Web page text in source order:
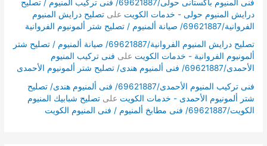
فنى المنيوم باكستانى حولى/69621887/ فنى تركيب المنيوم / تصليح
درايش المنيوم حولى - خدمات الكويت علىتصليح درايش المنيوم
الفروانية/69621887/ صيانة ألمنيوم / تصليح شتر ألمونيوم الفروانية
تصليح درايش المنيوم الفروانية/69621887/ صيانة ألمنيوم / تصليح شتر
ألمونيوم الفروانية - خدمات الكويت على فنى تركيب المنيوم
الأحمدى/69621887/ فنى ألمنيوم هندى/ تصليح شتر ألمونيوم الأحمدى
فنى تركيب المنيوم الأحمدى/69621887/ فنى ألمنيوم هندى/ تصليح
شتر ألمونيوم الأحمدى - خدمات الكويت علىتصليح شبابيك المنيوم
الكويت/69621887/ فنى مطابخ ألمنيوم / فنى المنيوم الكويت